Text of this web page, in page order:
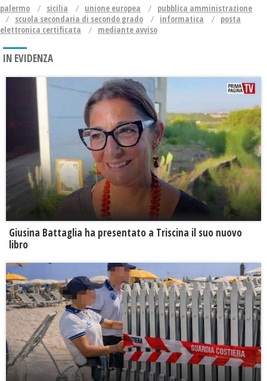
palermo sicilia unione europea
pubblica amministrazione
scuola secondaria di secondo grado
informatica
posta
elettronica certificata
mediante avviso
IN EVIDENZA
Giusina Battaglia ha presentato a Triscina il suo nuovo
libro